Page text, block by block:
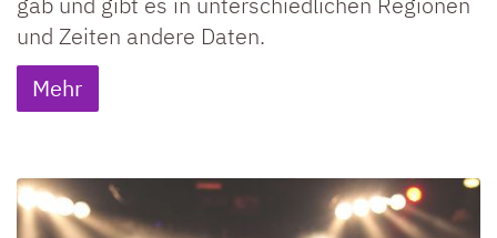
und Zeiten andere Daten.
Mehr